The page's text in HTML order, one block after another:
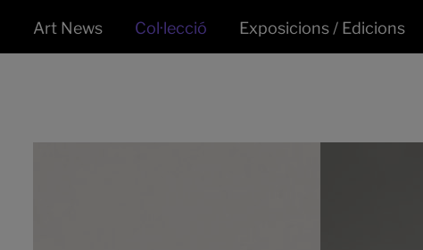
Art News Col·lecció Exposicions / Edicions